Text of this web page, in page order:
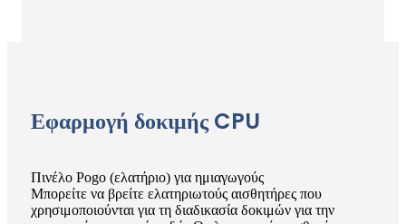
Εφαρμογή δοκιμής CPU
Πινέλο Pogo (ελατήριο) για ημιαγωγούς
Μπορείτε να βρείτε ελατηριωτούς αισθητήρες που
χρησιμοποιούνται για τη διαδικασία δοκιμών για την